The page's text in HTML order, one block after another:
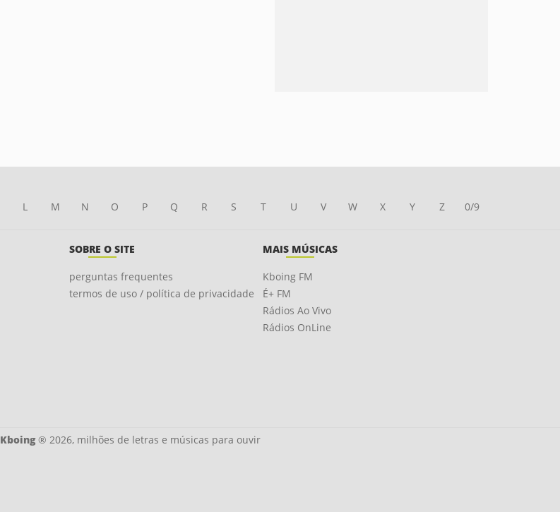
L M N O P Q R S T U V W X Y Z 0/9
SOBRE O SITE
perguntas frequentes
termos de uso / política de privacidade
MAIS MÚSICAS
Kboing FM
É+ FM
Rádios Ao Vivo
Rádios OnLine
Kboing® 2026, milhões de letras e músicas para ouvir